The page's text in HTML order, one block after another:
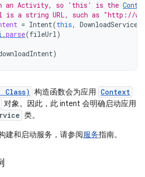
an Activity, so 'this' is the
a string URL, such as "http://
= Intent(this, DownloadService
.parse(fileUrl)
)
Class) 构造函数会为应用 Context
对象。因此，此 intent 会明确启动应用
类。
建和启动服务，请参阅服务指南。